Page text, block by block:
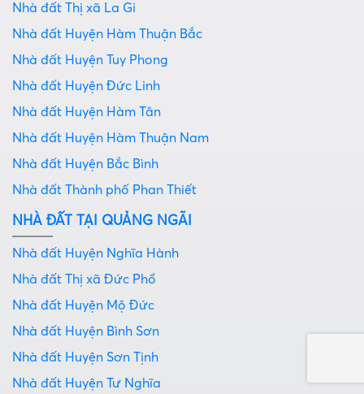
Nhà đất Thị xã La Gi
Nhà đất Huyện Hàm Thuận Bắc
Nhà đất Huyện Tuy Phong
Nhà đất Huyện Đức Linh
Nhà đất Huyện Hàm Tân
Nhà đất Huyện Hàm Thuận Nam
Nhà đất Huyện Bắc Bình
Nhà đất Thành phố Phan Thiết
NHÀ ĐẤT TẠI QUẢNG NGÃI
Nhà đất Huyện Nghĩa Hành
Nhà đất Thị xã Đức Phổ
Nhà đất Huyện Mộ Đức
Nhà đất Huyện Bình Sơn
Nhà đất Huyện Sơn Tịnh
Nhà đất Huyện Tư Nghĩa